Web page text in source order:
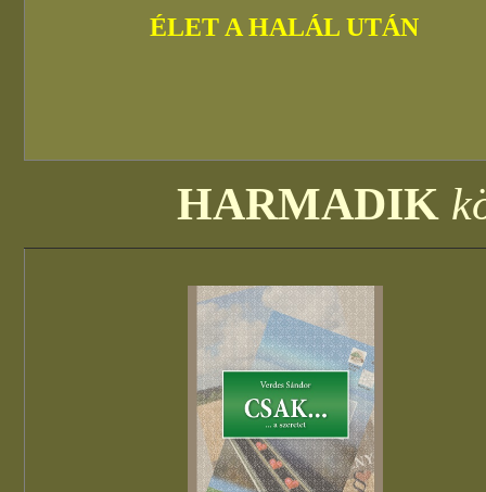
ÉLET A HALÁL UTÁN
HARMADIK